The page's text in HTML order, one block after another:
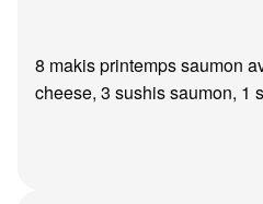
8 makis printemps saumon
cheese, 3 sushis saumon, 1